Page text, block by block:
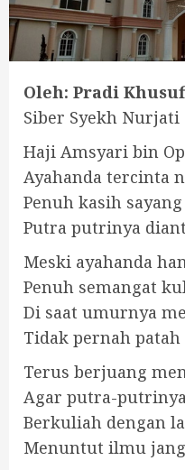
Oleh: Pradi
Siber Syekh Nurjati
Haji Amsyari bin
Ayahanda tercinta
Penuh kasih
Putra putrinya
Meski ayahanda
Penuh semangat
Di saat umurnya
Tidak pernah
Terus berjuang
Agar putra-
Berkuliah dengan
Menuntut ilmu